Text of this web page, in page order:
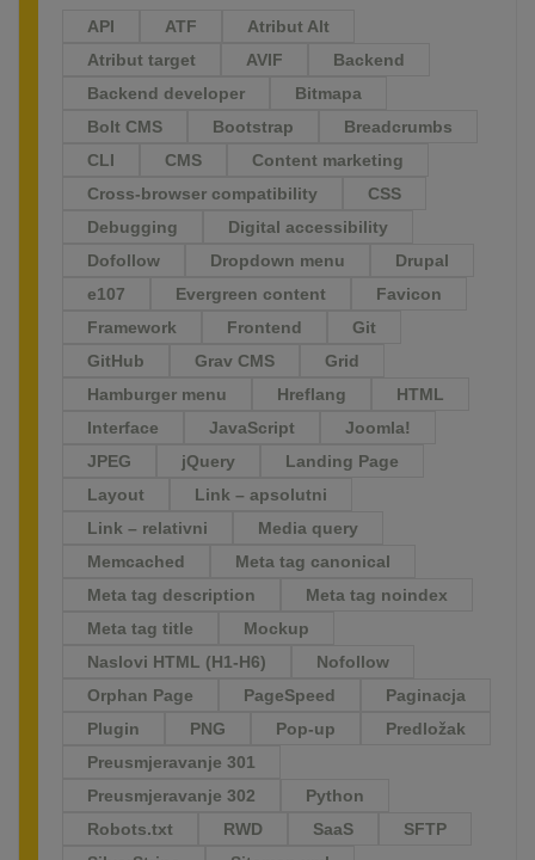
API ATF
Atribut Alt
Atribut target
AVIF
Backend
Backend developer
Bitmapa
Bolt CMS
Bootstrap
Breadcrumbs
CLI
CMS
Content marketing
Cross-browser compatibility
CSS
Debugging
Digital accessibility
Dofollow
Dropdown menu
Drupal
e107
Evergreen content
Favicon
Framework
Frontend
Git
GitHub
Grav CMS
Grid
Hamburger menu
Hreflang
HTML
Interface
JavaScript
Joomla!
JPEG
jQuery
Landing Page
Layout
Link – apsolutni
Link – relativni
Media query
Memcached
Meta tag canonical
Meta tag description
Meta tag noindex
Meta tag title
Mockup
Naslovi HTML (H1-H6)
Nofollow
Orphan Page
PageSpeed
Paginacja
Plugin
PNG Pop-up
Predložak
Preusmjeravanje 301
Preusmjeravanje 302
Python
Robots.txt
RWD SaaS
SFTP